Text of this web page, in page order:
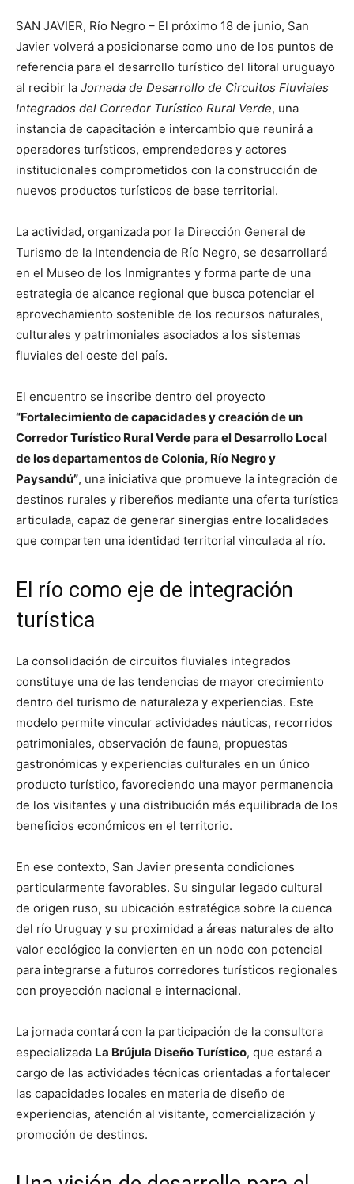
SAN JAVIER, Río Negro – El próximo 18 de junio, San
Javier volverá a posicionarse como uno de los puntos de
referencia para el desarrollo turístico del litoral uruguayo
al recibir la Jornada de Desarrollo de Circuitos Fluviales
Integrados del Corredor Turístico Rural Verde, una
instancia de capacitación e intercambio que reunirá a
operadores turísticos, emprendedores y actores
institucionales comprometidos con la construcción de
nuevos productos turísticos de base territorial.
La actividad, organizada por la Dirección General de
Turismo de la Intendencia de Río Negro, se desarrollará
en el Museo de los Inmigrantes y forma parte de una
estrategia de alcance regional que busca potenciar el
aprovechamiento sostenible de los recursos naturales,
culturales y patrimoniales asociados a los sistemas
fluviales del oeste del país.
El encuentro se inscribe dentro del proyecto
“Fortalecimiento de capacidades y creación de un
Corredor Turístico Rural Verde para el Desarrollo Local
de los departamentos de Colonia, Río Negro y
Paysandú”, una iniciativa que promueve la integración de
destinos rurales y ribereños mediante una oferta turística
articulada, capaz de generar sinergias entre localidades
que comparten una identidad territorial vinculada al río.
El río como eje de integración
turística
La consolidación de circuitos fluviales integrados
constituye una de las tendencias de mayor crecimiento
dentro del turismo de naturaleza y experiencias. Este
modelo permite vincular actividades náuticas, recorridos
patrimoniales, observación de fauna, propuestas
gastronómicas y experiencias culturales en un único
producto turístico, favoreciendo una mayor permanencia
de los visitantes y una distribución más equilibrada de los
beneficios económicos en el territorio.
En ese contexto, San Javier presenta condiciones
particularmente favorables. Su singular legado cultural
de origen ruso, su ubicación estratégica sobre la cuenca
del río Uruguay y su proximidad a áreas naturales de alto
valor ecológico la convierten en un nodo con potencial
para integrarse a futuros corredores turísticos regionales
con proyección nacional e internacional.
La jornada contará con la participación de la consultora
especializada La Brújula Diseño Turístico, que estará a
cargo de las actividades técnicas orientadas a fortalecer
las capacidades locales en materia de diseño de
experiencias, atención al visitante, comercialización y
promoción de destinos.